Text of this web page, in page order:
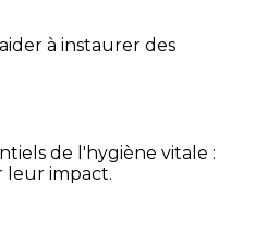
à instaurer des
de l'hygiène vitale :
leur impact.